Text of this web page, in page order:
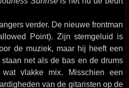
verder. De nieuwe frontman
Point). Zijn stemgeluid is
de muziek, maar hij heeft een
net als de bas en de drums
vlakke mix. Misschien een
van de gitaristen op de